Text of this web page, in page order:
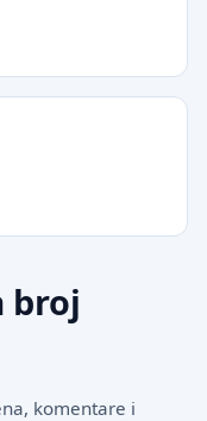
broj
komentare i